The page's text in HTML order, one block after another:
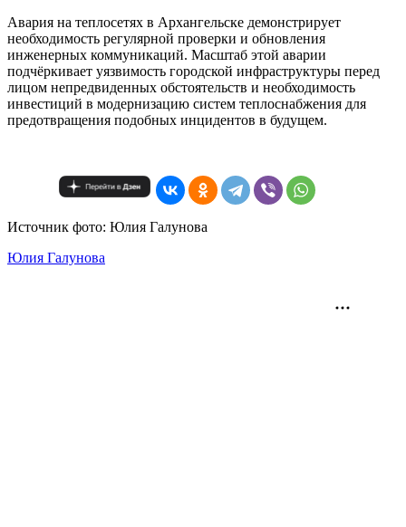
Авария на теплосетях в Архангельске демонстрирует
необходимость регулярной проверки и обновления
инженерных коммуникаций. Масштаб этой аварии
подчёркивает уязвимость городской инфраструктуры перед
лицом непредвиденных обстоятельств и необходимость
инвестиций в модернизацию систем теплоснабжения для
предотвращения подобных инцидентов в будущем.
Источник фото: Юлия Галунова
Юлия Галунова